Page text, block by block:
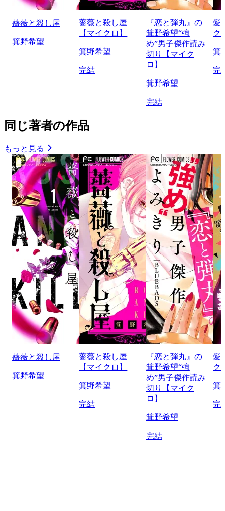
薔薇と殺し屋
箕野希望
薔薇と殺し屋
【マイクロ】
箕野希望
完結
『恋と弾丸』の
箕野希望“強
め”男子傑作読み
切り【マイク
ロ】
箕野希望
完結
愛
ク
箕
完
同じ著者の作品
もっと見る
薔薇と殺し屋
箕野希望
薔薇と殺し屋
【マイクロ】
箕野希望
完結
『恋と弾丸』の
箕野希望“強
め”男子傑作読み
切り【マイク
ロ】
箕野希望
完結
愛
ク
箕
完